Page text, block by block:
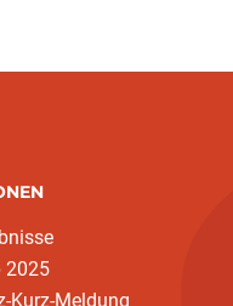
2025
Kurz-Meldung